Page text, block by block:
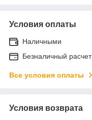
Условия оплаты
Наличными
Безналичный расчет
Все условия оплаты
Условия возврата